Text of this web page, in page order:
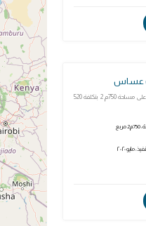
عساس
الملعب الخماسى بمركز شباب ميت عساس على مساحة 750م 2 بتكلفة 520
مربع
مايو ٢٠٢٠